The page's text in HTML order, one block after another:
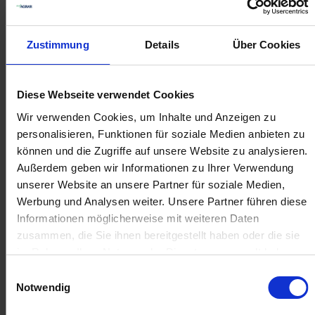
Zustimmung Details Über Cookies
Diese Webseite verwendet Cookies
Wir verwenden Cookies, um Inhalte und Anzeigen zu
personalisieren, Funktionen für soziale Medien anbieten zu
können und die Zugriffe auf unsere Website zu analysieren.
Außerdem geben wir Informationen zu Ihrer Verwendung
unserer Website an unsere Partner für soziale Medien,
Werbung und Analysen weiter. Unsere Partner führen diese
Informationen möglicherweise mit weiteren Daten
zusammen, die Sie ihnen bereitgestellt haben oder die sie
im Rahmen Ihrer Nutzung der Dienste gesammelt haben.
Notwendig
Mehrbereichs-
120 Grad Keramik
zzgl. MwSt.
7,68 € / St
ZUM PRODUKT
Düse AD 90 Grad
zzgl. MwSt.
9,23 € / St
ZUM PRODUKT
Anmelden für Ihren persönlichen Preis
4,97 € / St
inkl. 19% MwSt.